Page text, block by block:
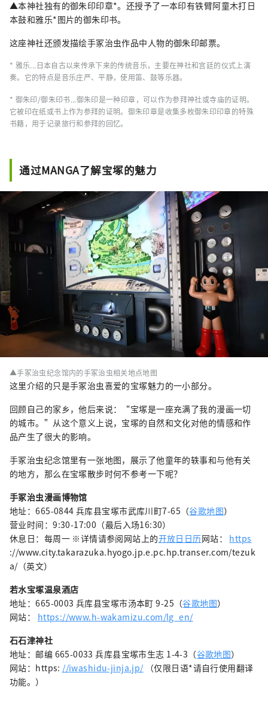
▲本神社独有的御朱印印章*。还授予了一本印有铁臂阿童木打日
本鼓和雅乐*图片的御朱印书。
这座神社还颁发描绘手冢治虫作品中人物的御朱印邮票。
* 雅乐...日本自古以来传承下来的传统音乐，主要在神社和宫廷的仪式上演
奏。它的特点是音乐庄严、平静，使用笛、鼓等乐器。
* 御朱印/御朱印书...御朱印是一种印章，可以作为参拜神社或寺庙的证明。
它被印在纸或书上作为参拜的证明。御朱印章是收集多枚御朱印印章的特殊
书籍，用于记录旅行和参拜的回忆。
通过MANGA了解宝塚的魅力
▲手冢治虫纪念馆内的手冢治虫相关地点地图
这里介绍的只是手冢治虫喜爱的宝塚魅力的一小部分。
回顾自己的家乡，他后来说：“宝塚是一座充满了我的漫画一切
的城市。”从这个意义上说，宝塚的自然和文化对他的情感和作
品产生了很大的影响。
手冢治虫纪念馆里有一张地图，展示了他童年的轶事和与他有关
的地方，那么在宝塚散步时何不参考一下呢？
手冢治虫漫画博物馆
地址：665-0844 兵库县宝塚市武库川町7-65（谷歌地图）
营业时间：9:30-17:00（最后入场16:30）
休息日：每周一 ※详情请参阅网站上的开放日日历网站： https
://www.city.takarazuka.hyogo.jp.e.pc.hp.transer.com/tezuk
a/（英文）
若水宝塚温泉酒店
地址：665-0003 兵库县宝塚市汤本町 9-25（谷歌地图）
网站： https://www.h-wakamizu.com/lg_en/
石石津神社
地址：邮编 665-0033 兵库县宝塚市生志 1-4-3（谷歌地图）
网站：https: //iwashidu-jinja.jp/（仅限日语*请自行使用翻译
功能。）